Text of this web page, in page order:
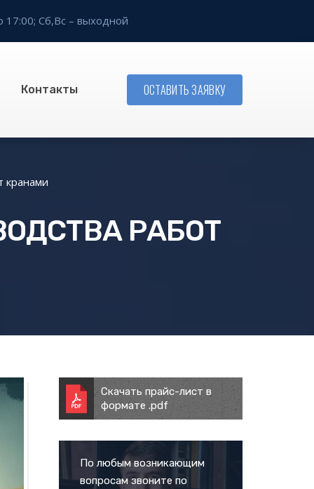
17:00; Сб,Вс – выходной
Контакты ОСТАВИТЬ ЗАЯВКУ
кранами
РАБОТ
Скачать прайс-лист в
формате .pdf
По любым возникающим
вопросам звоните по